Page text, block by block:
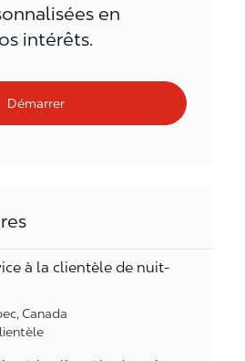
en
intérêts.
Démarrer
à la clientèle de nuit-
Canada